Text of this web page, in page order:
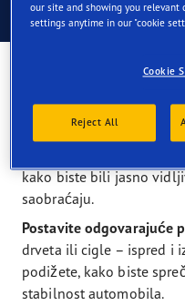
Vodič za
Koristite sva četiri
upozoravanja propisana
kako biste bili jasno
saobraćaju.
Postavite odgovarajuće
drveta ili cigle – ispred i
podižete, kako biste
stabilnost automobila.
our site and showing you relevant
settings anytime in our "cookie
Cookie
Reject All